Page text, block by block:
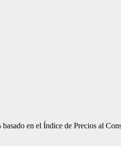
en el Índice de Precios al